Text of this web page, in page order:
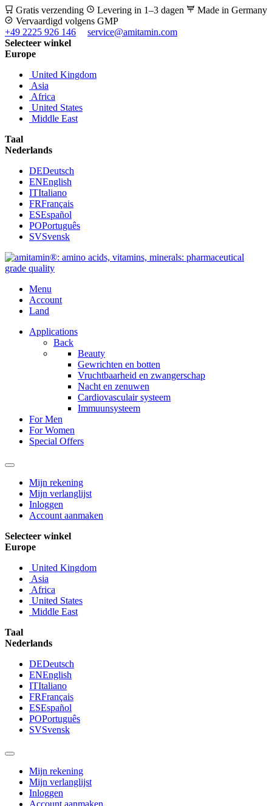
Gratis verzending Levering in 1–3 dagen
Made in Germany
Vervaardigd volgens GMP
+49 2225 926 146
service@amitamin.com
Selecteer winkel
Europe
United Kingdom
Asia
Africa
United States
Middle East
Taal
Nederlands
DEDeutsch
ENEnglish
ITItaliano
FRFrançais
ESEspañol
POPortuguês
SVSvensk
Menu
Account
Land
Applications
Back
Beauty
Gewrichten en botten
Vruchtbaarheid en zwangerschap
Nacht en zenuwen
Cardiovasculair systeem
Immuunsysteem
For Men
For Women
Special Offers
Mijn rekening
Mijn verlanglijst
Inloggen
Account aanmaken
Selecteer winkel
Europe
United Kingdom
Asia
Africa
United States
Middle East
Taal
Nederlands
DEDeutsch
ENEnglish
ITItaliano
FRFrançais
ESEspañol
POPortuguês
SVSvensk
Mijn rekening
Mijn verlanglijst
Inloggen
Account aanmaken